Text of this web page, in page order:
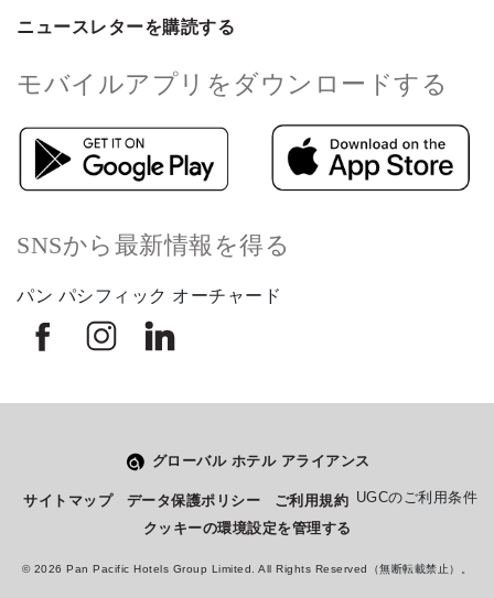
ニュースレターを購読する
モバイルアプリをダウンロードする
SNSから最新情報を得る
パン パシフィック オーチャード
グローバル ホテル アライアンス
サイトマップ データ保護ポリシー ご利用規約 UGCのご利用条件
クッキーの環境設定を管理する
© 2026 Pan Pacific Hotels Group Limited. All Rights Reserved（無断転載禁止）。
このサイトでの経験をどのように評価しますか？
Select
from